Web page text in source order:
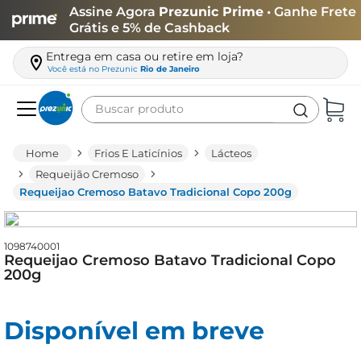
Assine Agora Prezunic Prime • Ganhe Frete
Grátis e 5% de Cashback
Entrega em casa ou retire em loja?
Você está no Prezunic Rio de Janeiro
Buscar produto
Frios E Laticínios
Lácteos
Requeijão Cremoso
Requeijao Cremoso Batavo Tradicional Copo 200g
1098740001
Requeijao Cremoso Batavo Tradicional Copo
200g
Disponível em breve
leite
queijo
biscoito
arroz